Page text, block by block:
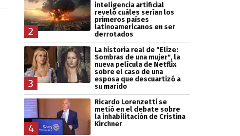
2
inteligencia artificial
reveló cuáles serían los
primeros países
latinoamericanos en ser
derrotados
3
La historia real de "Elize:
Sombras de una mujer", la
nueva película de Netflix
sobre el caso de una
esposa que descuartizó a
su marido
4
Ricardo Lorenzetti se
metió en el debate sobre
la inhabilitación de Cristina
Kirchner